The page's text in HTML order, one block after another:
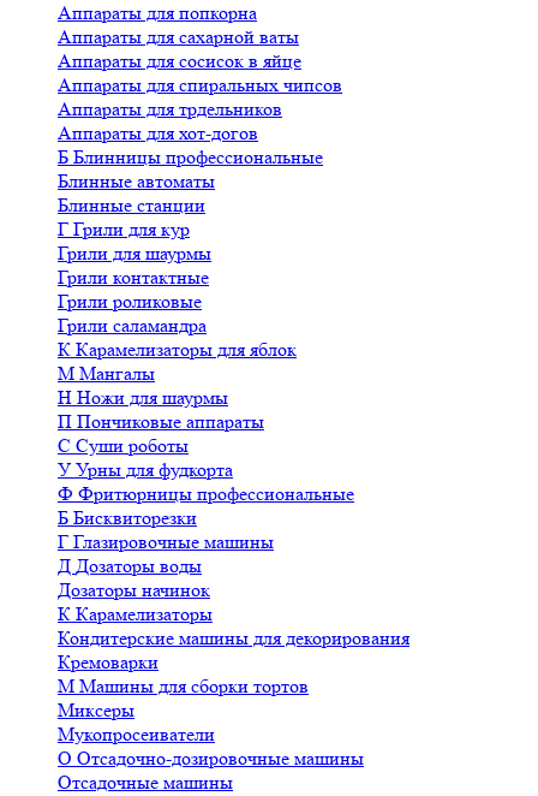
Аппараты для попкорна
Аппараты для сахарной ваты
Аппараты для сосисок в яйце
Аппараты для спиральных чипсов
Аппараты для трдельников
Аппараты для хот-догов
Б Блинницы профессиональные
Блинные автоматы
Блинные станции
Г Грили для кур
Грили для шаурмы
Грили контактные
Грили роликовые
Грили саламандра
К Карамелизаторы для яблок
М Мангалы
Н Ножи для шаурмы
П Пончиковые аппараты
С Суши роботы
У Урны для фудкорта
Ф Фритюрницы профессиональные
Б Бисквиторезки
Г Глазировочные машины
Д Дозаторы воды
Дозаторы начинок
К Карамелизаторы
Кондитерские машины для декорирования
Кремоварки
М Машины для сборки тортов
Миксеры
Мукопросеиватели
О Отсадочно-дозировочные машины
Отсадочные машины